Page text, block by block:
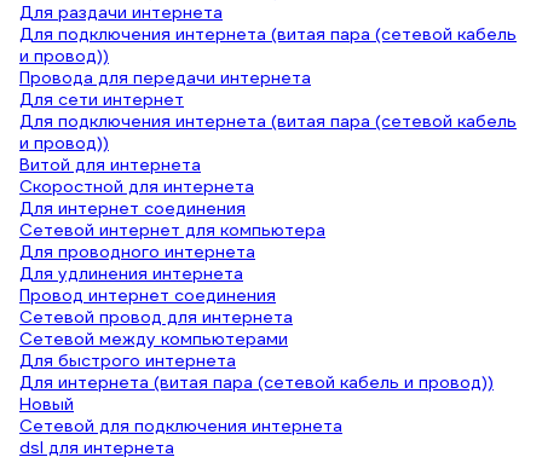
Для раздачи интернета
Для подключения интернета (витая пара (сетевой кабель
и провод))
Провода для передачи интернета
Для сети интернет
Для подключения интернета (витая пара (сетевой кабель
и провод))
Витой для интернета
Скоростной для интернета
Для интернет соединения
Сетевой интернет для компьютера
Для проводного интернета
Для удлинения интернета
Провод интернет соединения
Сетевой провод для интернета
Сетевой между компьютерами
Для быстрого интернета
Для интернета (витая пара (сетевой кабель и провод))
Новый
Сетевой для подключения интернета
dsl для интернета